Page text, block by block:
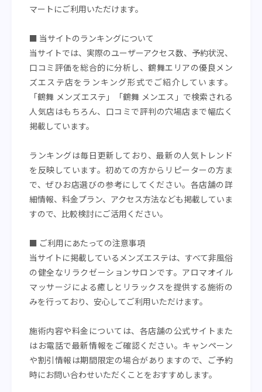
マートにご利用いただけます。
■ 当サイトのランキングについて
当サイトでは、実際のユーザーアクセス数、予約状況、
口コミ評価を総合的に分析し、鶴舞エリアの優良メン
ズエステ店をランキング形式でご紹介しています。
「鶴舞 メンズエステ」「鶴舞 メンエス」で検索される
人気店はもちろん、口コミで評判の穴場店まで幅広く
掲載しています。
ランキングは毎日更新しており、最新の人気トレンド
を反映しています。初めての方からリピーターの方ま
で、ぜひお店選びの参考にしてください。各店舗の詳
細情報、料金プラン、アクセス方法なども掲載していま
すので、比較検討にご活用ください。
■ ご利用にあたっての注意事項
当サイトに掲載しているメンズエステは、すべて非風俗
の健全なリラクゼーションサロンです。アロマオイル
マッサージによる癒しとリラックスを提供する施術の
みを行っており、安心してご利用いただけます。
施術内容や料金については、各店舗の公式サイトまた
はお電話で最新情報をご確認ください。キャンペーン
や割引情報は期間限定の場合がありますので、ご予約
時にお問い合わせいただくことをおすすめします。